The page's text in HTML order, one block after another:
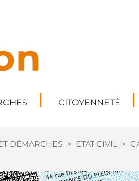
CITOYENNETÉ
DÉMARCHES > ETAT CIVIL >